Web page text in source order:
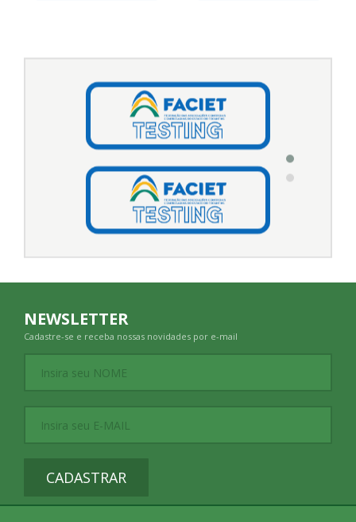
NEWSLETTER
Cadastre-se e receba nossas novidades por e-mail
CADASTRAR